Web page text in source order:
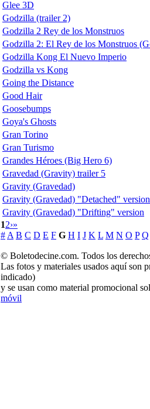
Glee 3D
Godzilla (trailer 2)
Godzilla 2 Rey de los Monstruos
Godzilla 2: El Rey de los Monstruos
Godzilla Kong El Nuevo Imperio
Godzilla vs Kong
Going the Distance
Good Hair
Goosebumps
Goya's Ghosts
Gran Torino
Gran Turismo
Grandes Héroes (Big Hero 6)
Gravedad (Gravity) trailer 5
Gravity (Gravedad)
Gravity (Gravedad) "Detached" version
Gravity (Gravedad) "Drifting" version
12›»
#A B C D E F G H I J K L M N O P Q
© Boletodecine.com. Todos los
Las fotos y materiales usados aquí son
indicado)
y se usan como material promocional
móvil